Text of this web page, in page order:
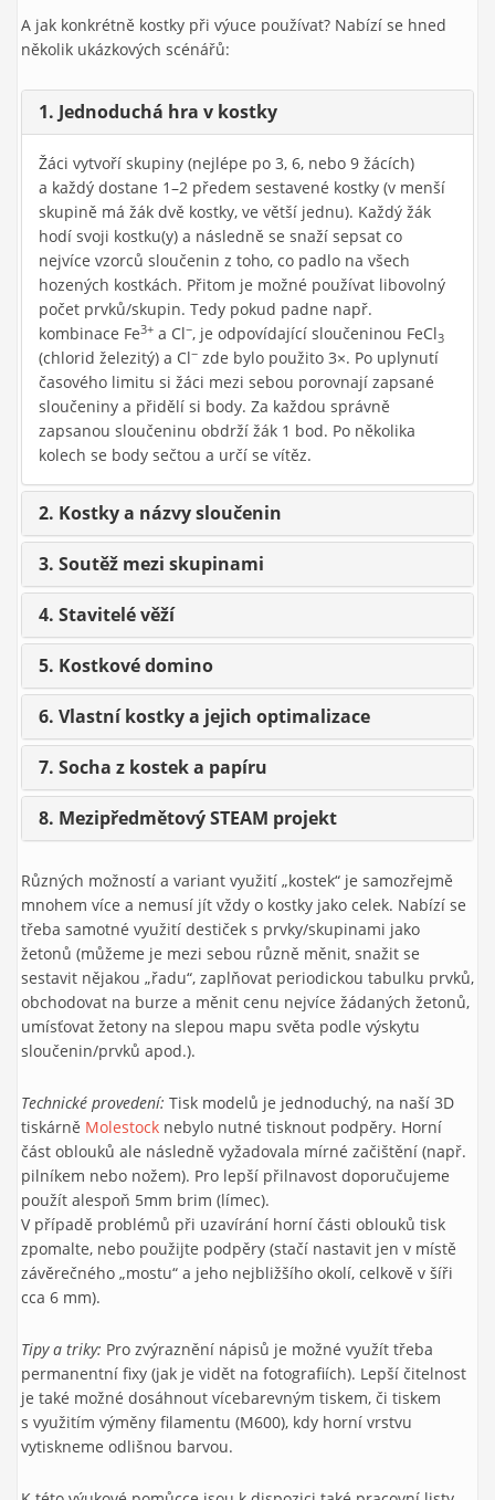
A jak konkrétně kostky při výuce používat? Nabízí se hned
několik ukázkových scénářů:
1. Jednoduchá hra v kostky
Žáci vytvoří skupiny (nejlépe po 3, 6, nebo 9 žácích)
a každý dostane 1–2 předem sestavené kostky (v menší
skupině má žák dvě kostky, ve větší jednu). Každý žák
hodí svoji kostku(y) a následně se snaží sepsat co
nejvíce vzorců sloučenin z toho, co padlo na všech
hozených kostkách. Přitom je možné používat libovolný
počet prvků/skupin. Tedy pokud padne např.
kombinace Fe3+ a Cl−, je odpovídající sloučeninou FeCl3
(chlorid železitý) a Cl− zde bylo použito 3×. Po uplynutí
časového limitu si žáci mezi sebou porovnají zapsané
sloučeniny a přidělí si body. Za každou správně
zapsanou sloučeninu obdrží žák 1 bod. Po několika
kolech se body sečtou a určí se vítěz.
2. Kostky a názvy sloučenin
3. Soutěž mezi skupinami
4. Stavitelé věží
5. Kostkové domino
6. Vlastní kostky a jejich optimalizace
7. Socha z kostek a papíru
8. Mezipředmětový STEAM projekt
Různých možností a variant využití „kostek“ je samozřejmě
mnohem více a nemusí jít vždy o kostky jako celek. Nabízí se
třeba samotné využití destiček s prvky/skupinami jako
žetonů (můžeme je mezi sebou různě měnit, snažit se
sestavit nějakou „řadu“, zaplňovat periodickou tabulku prvků,
obchodovat na burze a měnit cenu nejvíce žádaných žetonů,
umísťovat žetony na slepou mapu světa podle výskytu
sloučenin/prvků apod.).
Technické provedení: Tisk modelů je jednoduchý, na naší 3D
tiskárně Molestock nebylo nutné tisknout podpěry. Horní
část oblouků ale následně vyžadovala mírné začištění (např.
pilníkem nebo nožem). Pro lepší přilnavost doporučujeme
použít alespoň 5mm brim (límec).
V případě problémů při uzavírání horní části oblouků tisk
zpomalte, nebo použijte podpěry (stačí nastavit jen v místě
závěrečného „mostu“ a jeho nejbližšího okolí, celkově v šíři
cca 6 mm).
Tipy a triky: Pro zvýraznění nápisů je možné využít třeba
permanentní fixy (jak je vidět na fotografiích). Lepší čitelnost
je také možné dosáhnout vícebarevným tiskem, či tiskem
s využitím výměny filamentu (M600), kdy horní vrstvu
vytiskneme odlišnou barvou.